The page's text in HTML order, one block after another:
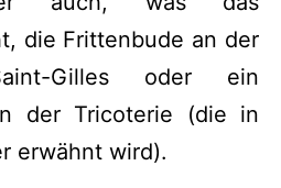
die Frittenbude an der
Gilles oder ein
der Tricoterie (die in
erwähnt wird).